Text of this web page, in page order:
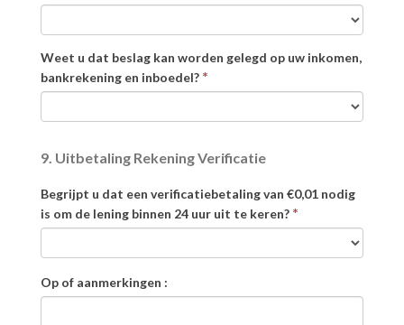
Weet u dat beslag kan worden gelegd op uw inkomen,
bankrekening en inboedel? *
9. Uitbetaling Rekening Verificatie
Begrijpt u dat een verificatiebetaling van €0,01 nodig
is om de lening binnen 24 uur uit te keren? *
Op of aanmerkingen :